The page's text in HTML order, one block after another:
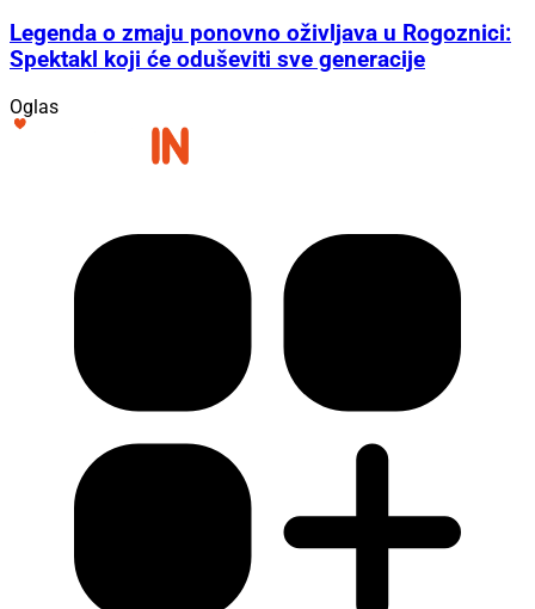
Legenda o zmaju ponovno oživljava u Rogoznici:
Spektakl koji će oduševiti sve generacije
Oglas